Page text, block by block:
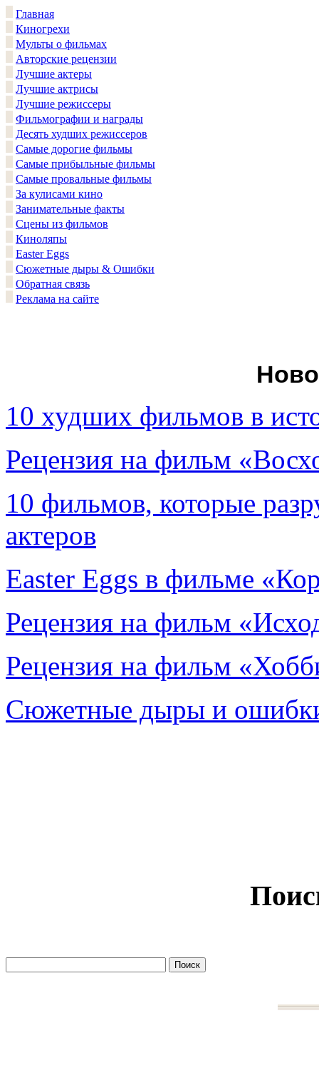
Главная
Киногрехи
Мульты о фильмах
Авторские рецензии
Лучшие актеры
Лучшие актрисы
Лучшие режиссеры
Фильмографии и награды
Десять худших режиссеров
Самые дорогие фильмы
Самые прибыльные фильмы
Самые провальные фильмы
За кулисами кино
Занимательные факты
Сцены из фильмов
Киноляпы
Easter Eggs
Сюжетные дыры & Ошибки
Обратная связь
Реклама на сайте
10 худших фильмов в
Рецензия на фильм
10 фильмов, которые
актеров
Easter Eggs в фильме
Рецензия на фильм
Рецензия на фильм
Сюжетные дыры и